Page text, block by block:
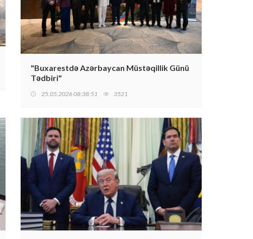
"Buxarestdə Azərbaycan Müstəqillik Günü
Tədbiri"
25.05.2026 08:38:51 3521